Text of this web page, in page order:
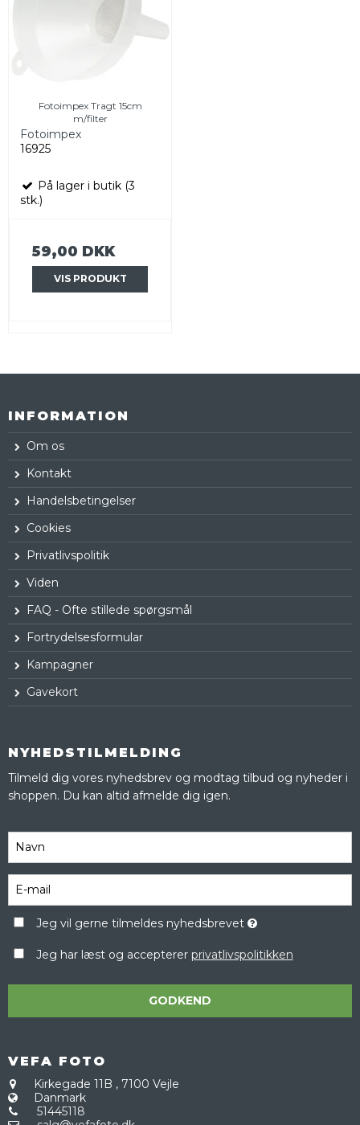
Fotoimpex Tragt 15cm
m/filter
Fotoimpex
16925
På lager i butik (3
stk.)
59,00 DKK
VIS PRODUKT
INFORMATION
Om os
Kontakt
Handelsbetingelser
Cookies
Privatlivspolitik
Viden
FAQ - Ofte stillede spørgsmål
Fortrydelsesformular
Kampagner
Gavekort
NYHEDSTILMELDING
Tilmeld dig vores nyhedsbrev og modtag tilbud og nyheder i
shoppen. Du kan altid afmelde dig igen.
Jeg vil gerne tilmeldes nyhedsbrevet
Jeg har læst og accepterer privatlivspolitikken
GODKEND
VEFA FOTO
Kirkegade 11B , 7100 Vejle
Danmark
51445118